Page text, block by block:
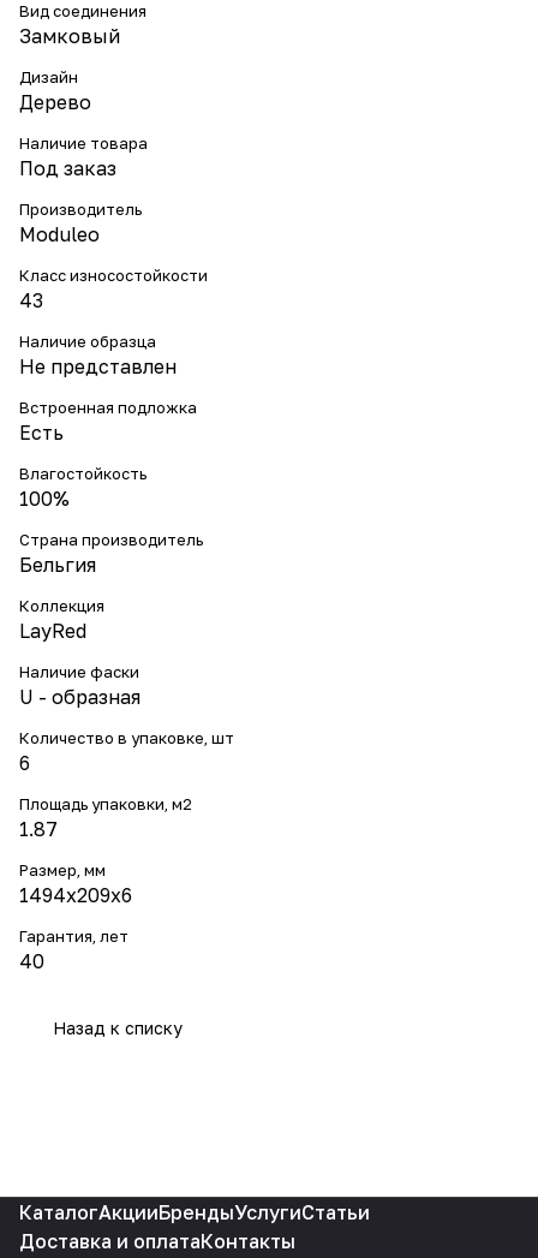
Вид соединения
Замковый
Дизайн
Дерево
Наличие товара
Под заказ
Производитель
Moduleo
Класс износостойкости
43
Наличие образца
Не представлен
Встроенная подложка
Есть
Влагостойкость
100%
Страна производитель
Бельгия
Коллекция
LayRed
Наличие фаски
U - образная
Количество в упаковке, шт
6
Площадь упаковки, м2
1.87
Размер, мм
1494x209x6
Гарантия, лет
40
Назад к списку
КаталогАкцииБрендыУслугиСтатьи
Доставка и оплатаКонтакты